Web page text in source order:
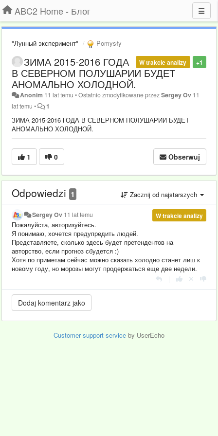
ABC2 Home - Блог
"Лунный эксперимент" Pomysły
+1
W trakcie analizy
ЗИМА 2015-2016 ГОДА
В СЕВЕРНОМ ПОЛУШАРИИ БУДЕТ
АНОМАЛЬНО ХОЛОДНОЙ.
Anonim 11 lat temu •Ostatnio zmodyfikowane przezSergey Ov 11
lat temu • 1
ЗИМА 2015-2016 ГОДА В СЕВЕРНОМ ПОЛУШАРИИ БУДЕТ
АНОМАЛЬНО ХОЛОДНОЙ.
1 0 Obserwuj
Odpowiedzi 1 Zacznij od najstarszych
W trakcie analizy
Sergey Ov 11 lat temu
Пожалуйста, авторизуйтесь.
Я понимаю, хочется предупредить людей.
Представляете, сколько здесь будет претендентов на
авторство, если прогноз сбудется :)
Хотя по приметам сейчас можно сказать холодно станет лиш к
новому году, но морозы могут продержаться еще две недели.
Customer support service by UserEcho